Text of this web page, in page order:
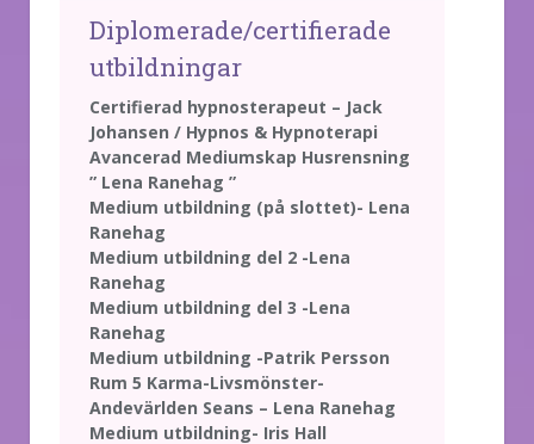
Diplomerade/certifierade
utbildningar
Certifierad hypnosterapeut – Jack
Johansen / Hypnos & Hypnoterapi
Avancerad Mediumskap Husrensning
” Lena Ranehag ”
Medium utbildning (på slottet)- Lena
Ranehag
Medium utbildning del 2 -Lena
Ranehag
Medium utbildning del 3 -Lena
Ranehag
Medium utbildning -Patrik Persson
Rum 5 Karma-Livsmönster-
Andevärlden Seans – Lena Ranehag
Medium utbildning- Iris Hall